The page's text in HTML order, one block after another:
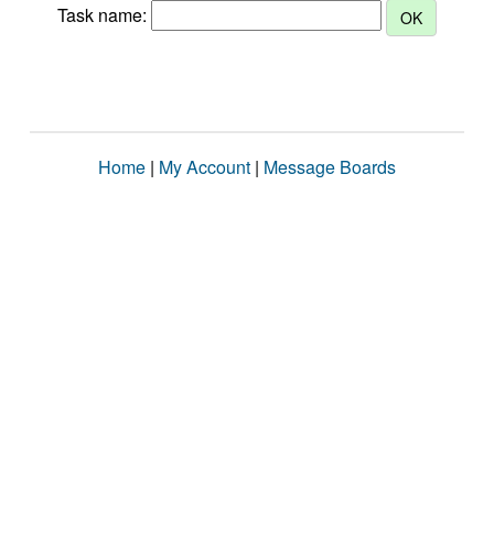
Task name:
Home | My Account | Message Boards